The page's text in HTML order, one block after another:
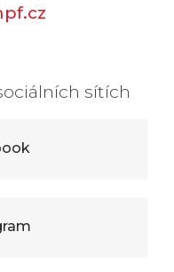
sítích